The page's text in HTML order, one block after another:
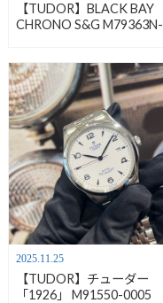
【TUDOR】BLACK BAY
CHRONO S&G M79363N-
2025.11.25
【TUDOR】チューダー
「1926」 M91550-0005